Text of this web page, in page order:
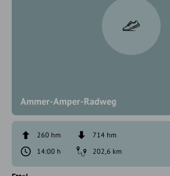
Ammer-Amper-Radweg
260 hm
714 hm
14:00 h
202,6 km